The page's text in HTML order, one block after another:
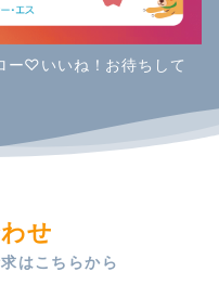
ー♡いいね！お待ちして
せ
はこちらから